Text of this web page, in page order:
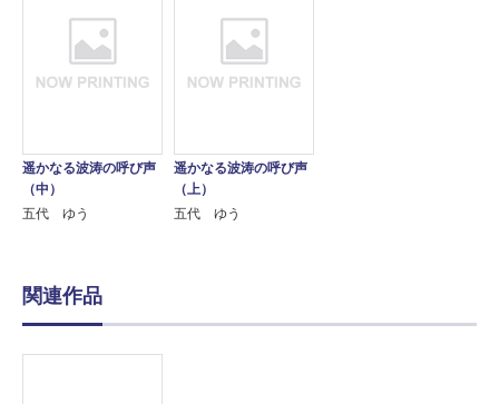
遥かなる波涛の呼び声
（中）
五代 ゆう
遥かなる波涛の呼び声
（上）
五代 ゆう
関連作品